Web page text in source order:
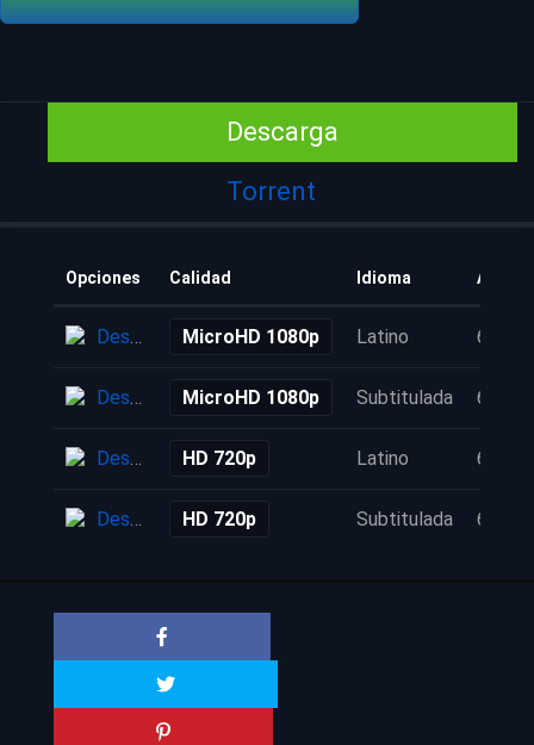
Descarga
Torrent
Opciones Calidad Idioma
Descarga MicroHD 1080p Latino 6 años
Descarga MicroHD 1080p Subtitulada 6 años
Descarga HD 720p Latino 6 años
Descarga HD 720p Subtitulada 6 años